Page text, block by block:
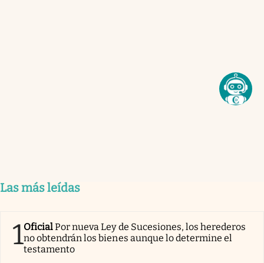
Las más leídas
1OficialPor nueva Ley de Sucesiones, los herederos
no obtendrán los bienes aunque lo determine el
testamento